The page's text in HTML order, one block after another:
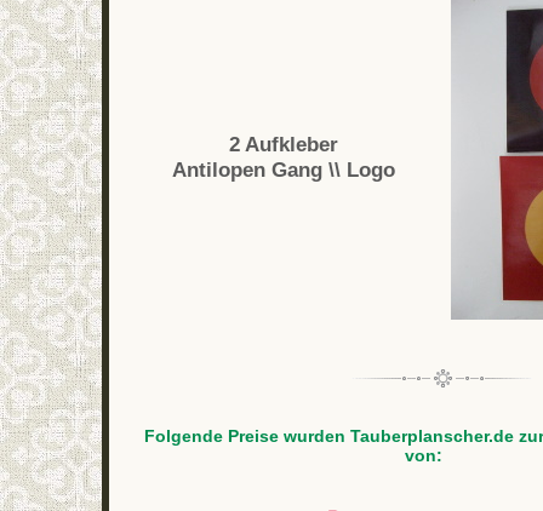
2 Aufkleber
Antilopen Gang \\ Logo
Folgende Preise wurden Tauberplanscher.de
von: